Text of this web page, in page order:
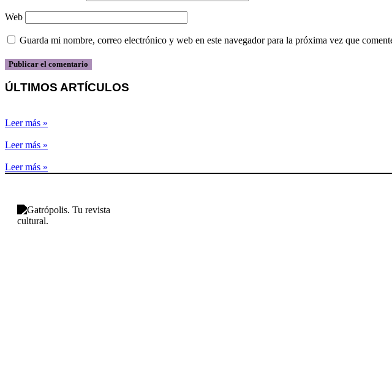
Web
Guarda mi nombre, correo electrónico y web en este navegador para la próxima vez que
ÚLTIMOS ARTÍCULOS
Leer más »
Leer más »
Leer más »